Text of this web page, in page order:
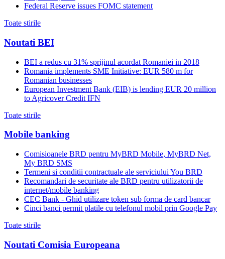
Federal Reserve issues FOMC statement
Toate stirile
Noutati BEI
BEI a redus cu 31% sprijinul acordat Romaniei in 2018
Romania implements SME Initiative: EUR 580 m for
Romanian businesses
European Investment Bank (EIB) is lending EUR 20 million
to Agricover Credit IFN
Toate stirile
Mobile banking
Comisioanele BRD pentru MyBRD Mobile, MyBRD Net,
My BRD SMS
Termeni si conditii contractuale ale serviciului You BRD
Recomandari de securitate ale BRD pentru utilizatorii de
internet/mobile banking
CEC Bank - Ghid utilizare token sub forma de card bancar
Cinci banci permit platile cu telefonul mobil prin Google Pay
Toate stirile
Noutati Comisia Europeana